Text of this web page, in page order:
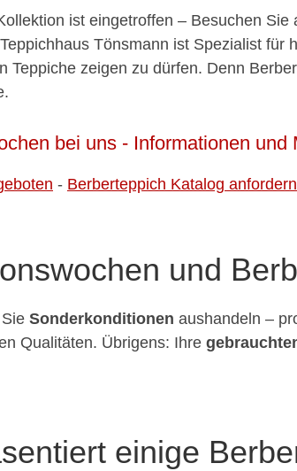
ist eingetroffen – Besuchen Sie
Tönsmann ist Spezialist für
Teppiche zeigen zu dürfen. Denn
bei uns - Informationen und
- Berberteppich Katalog anfordern
und
Sonderkonditionen aushandeln –
Qualitäten. Übrigens: Ihre
einige